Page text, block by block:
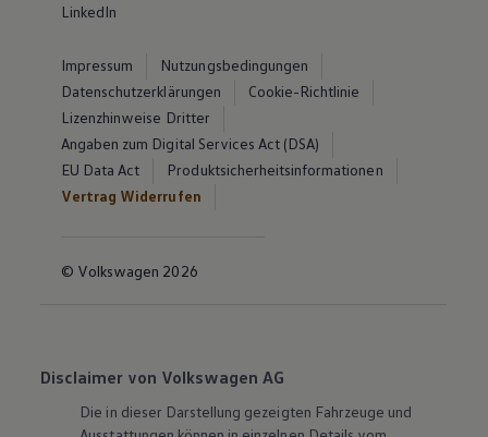
LinkedIn
Impressum
Nutzungsbedingungen
Datenschutzerklärungen
Cookie-Richtlinie
Lizenzhinweise Dritter
Angaben zum Digital Services Act (DSA)
EU Data Act
Produktsicherheitsinformationen
Vertrag Widerrufen
© Volkswagen 2026
Disclaimer von Volkswagen AG
Die in dieser Darstellung gezeigten Fahrzeuge und